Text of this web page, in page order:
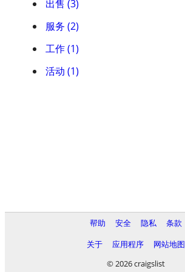
出售 (3)
服务 (2)
工作 (1)
活动 (1)
帮助 安全 隐私
条款
关于
应用程序
网站地图
© 2026 craigslist